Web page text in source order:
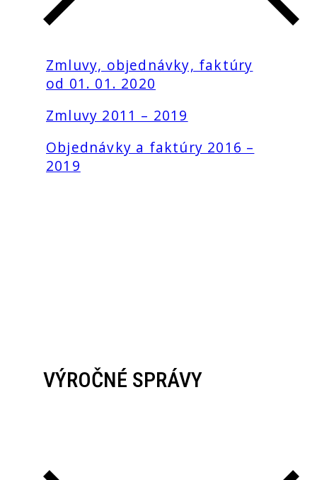
Zmluvy, objednávky, faktúry
od 01. 01. 2020
Zmluvy 2011 – 2019
Objednávky a faktúry 2016 –
2019
VÝROČNÉ SPRÁVY